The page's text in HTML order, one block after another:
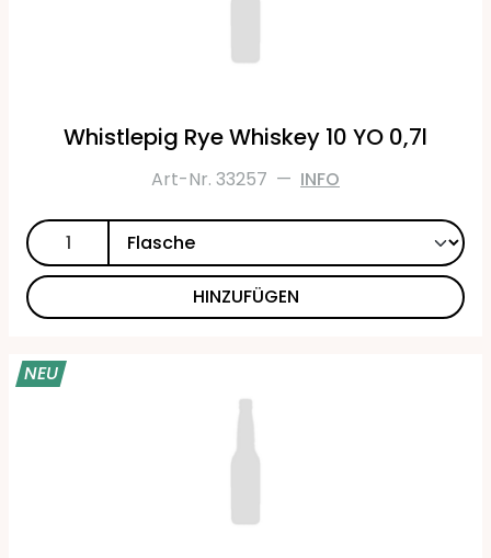
Whistlepig Rye Whiskey 10 YO 0,7l
Art-Nr. 33257 — INFO
HINZUFÜGEN
NEU